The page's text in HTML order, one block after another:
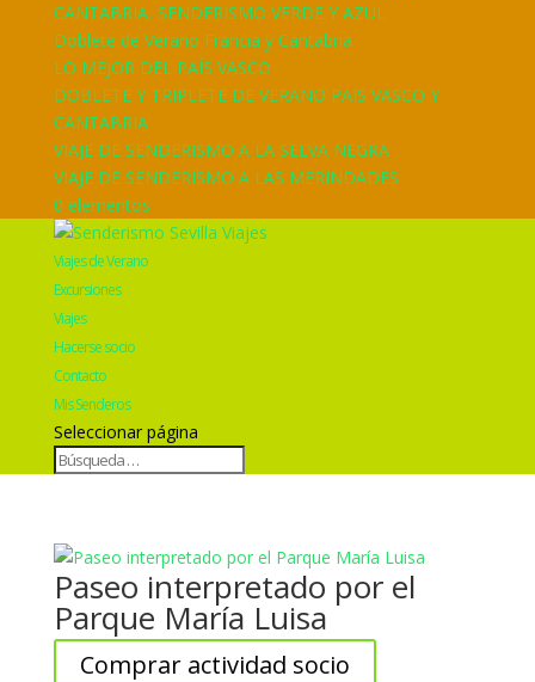
CANTABRIA, SENDERISMO VERDE Y AZUL
Doblete de Verano Francia y Cantabria
LO MEJOR DEL PAÍS VASCO
DOBLETE Y TRIPLETE DE VERANO PAIS VASCO Y
CANTABRIA
VIAJE DE SENDERISMO A LA SELVA NEGRA
VIAJE DE SENDERISMO A LAS MERINDADES
0 elementos
Viajes de Verano
Excursiones
Viajes
Hacerse socio
Contacto
Mis Senderos
Seleccionar página
Paseo interpretado por el
Parque María Luisa
Comprar actividad socio